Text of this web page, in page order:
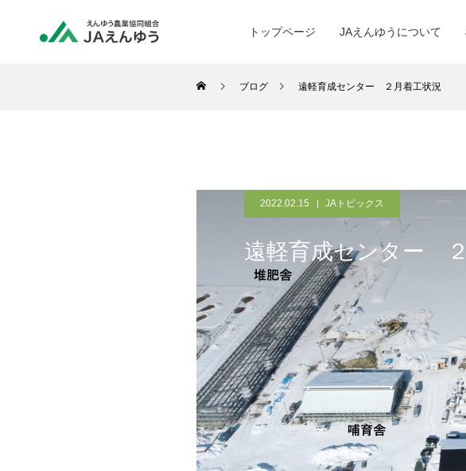
トップページ JAえんゆうについて
ブログ 遠軽育成センター ２月着工状況
2022.02.15 JAトピックス
遠軽育成センター